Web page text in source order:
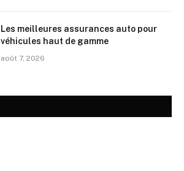
Les meilleures assurances auto pour
véhicules haut de gamme
août 7, 2026